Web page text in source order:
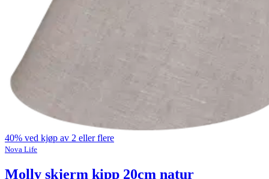
40% ved kjøp av 2 eller flere
Nova Life
Molly skjerm kipp 20cm natur